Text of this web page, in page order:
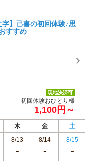
】己書の初回体験♪思
すすめ
現地決済可
初回体験おひとり様
1,100円～
木 金
土
8/13 8/14 8/15